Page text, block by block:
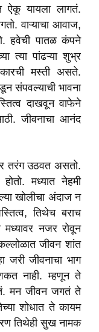
ऐकू यायला लागतं.
वाऱ्याचा आवाज,
हवेची पातळ कंपने
त्या पांढऱ्या शुभ्र
मस्ती असते.
संपवल्याची भावना
दाखवून वाफेने
जीवनाचा आनंद
तरंग उठवत असतो.
मध्यात नेहमी
खोलीचा अंदाज न
तिथेच बराच
नजर रोवून
जीवन शांत
जीवनाचा भाग
नाही. म्हणून ते
मन जीवन जगतं ते
शोधात ते कायम
तिथेही सुख नामक